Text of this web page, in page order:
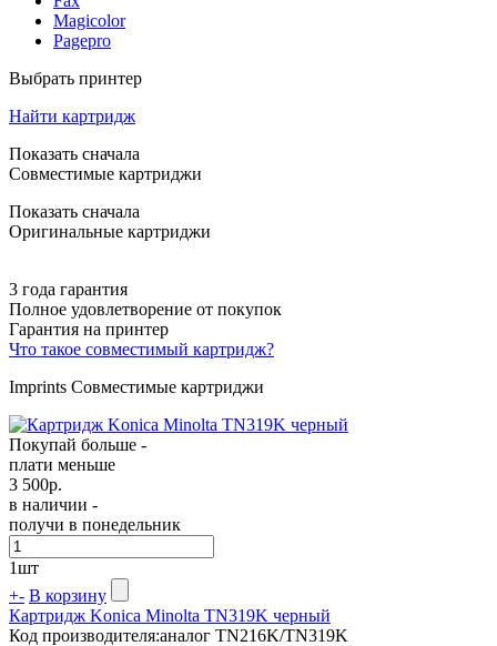
Magicolor
Pagepro
Выбрать принтер
Найти картридж
Показать сначала
Совместимые картриджи
Показать сначала
Оригинальные картриджи
3 года гарантия
Полное удовлетворение от покупок
Гарантия на принтер
Что такое совместимый картридж?
Imprints Совместимые картриджи
Покупай больше -
плати меньше
3 500р.
в наличии -
получи в понедельник
1шт
+- В корзину
Картридж Konica Minolta TN319K черный
Код производителя:аналог TN216K/TN319K